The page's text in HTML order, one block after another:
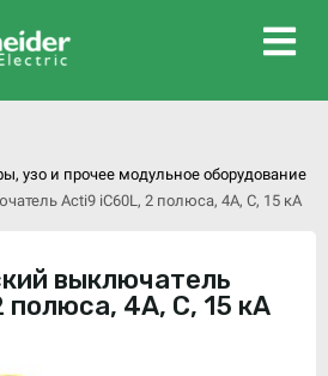
узо и прочее модульное оборудование
Acti9 iC60L, 2 полюса, 4А, C, 15 кА
выключатель
4А, C, 15 кА